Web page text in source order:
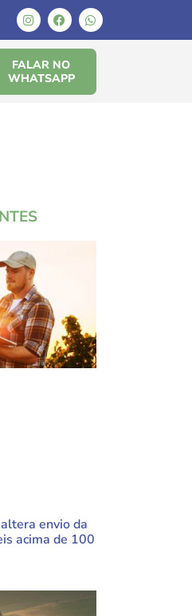
FALAR NO
WHATSAPP
envio da
acima de 100